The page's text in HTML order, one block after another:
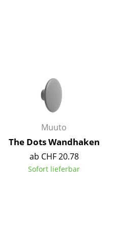
Muuto
The Dots Wandhaken
ab CHF 20.78
Sofort lieferbar